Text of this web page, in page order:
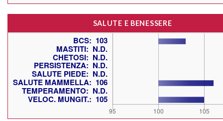
SALUTE E BENESSERE